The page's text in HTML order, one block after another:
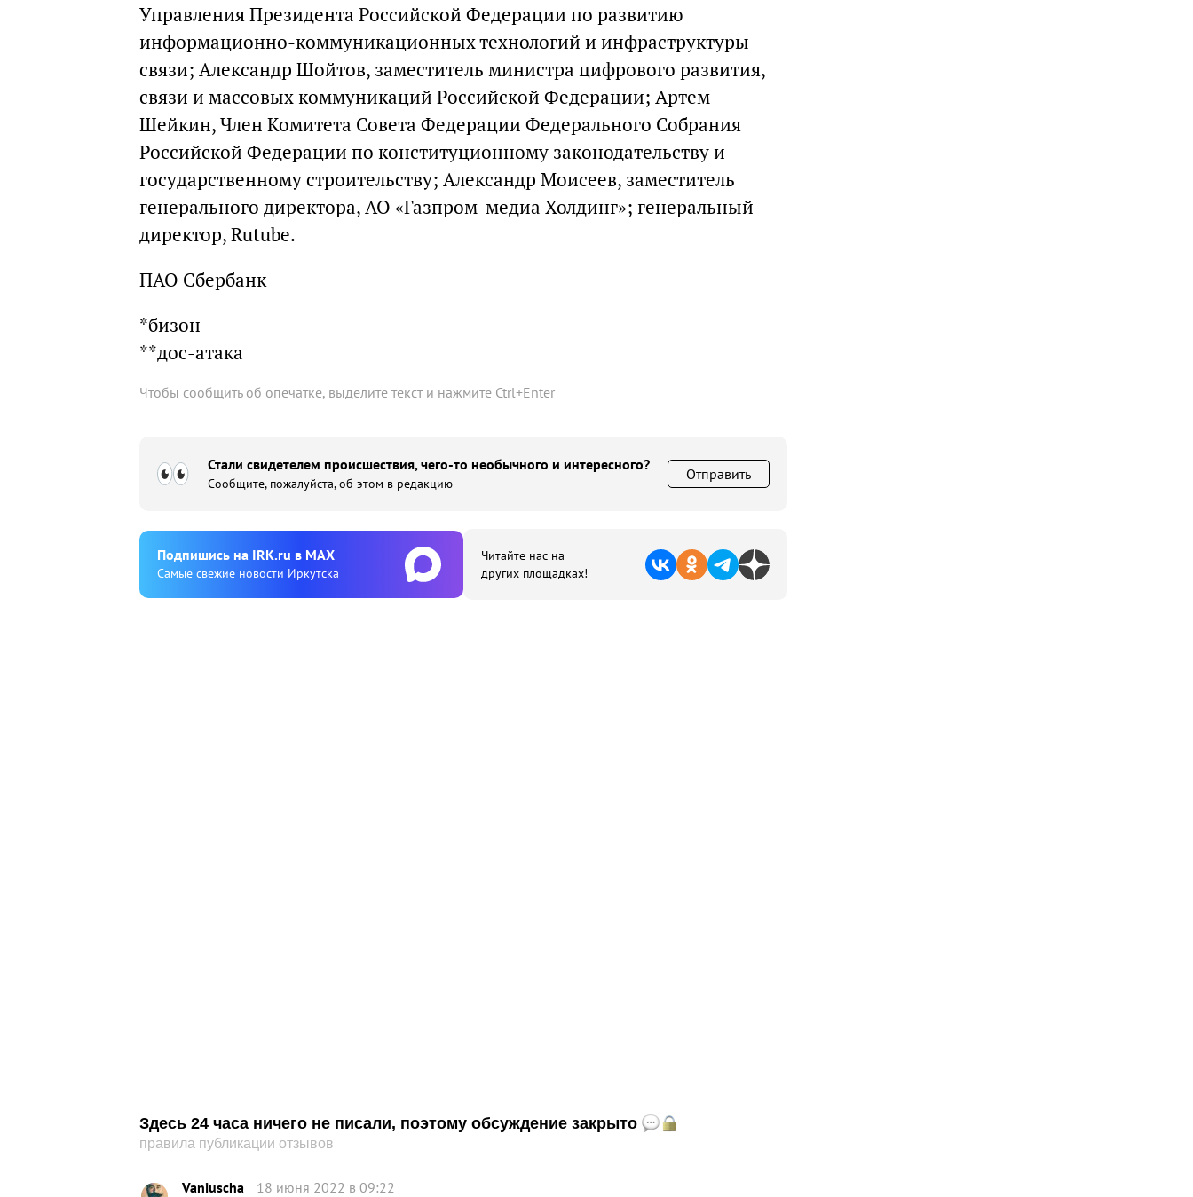
Управления Президента Российской Федерации по развитию
информационно-коммуникационных технологий и инфраструктуры
связи; Александр Шойтов, заместитель министра цифрового развития,
связи и массовых коммуникаций Российской Федерации; Артем
Шейкин, Член Комитета Совета Федерации Федерального Собрания
Российской Федерации по конституционному законодательству и
государственному строительству; Александр Моисеев, заместитель
генерального директора, АО «Газпром-медиа Холдинг»; генеральный
директор, Rutube.
ПАО Сбербанк
*бизон
**дос-атака
Чтобы сообщить об опечатке, выделите текст и нажмите Ctrl+Enter
Стали свидетелем происшествия, чего-то необычного и интересного?
Сообщите, пожалуйста, об этом в редакцию
Отправить
Подпишиcь на IRK.ru в MAX
Cамые свежие новости Иркутска
Читайте нас на
других площадках!
Здесь 24 часа ничего не писали, поэтому обсуждение закрыто
правила публикации отзывов
Vaniuscha 18 июня 2022 в 09:22